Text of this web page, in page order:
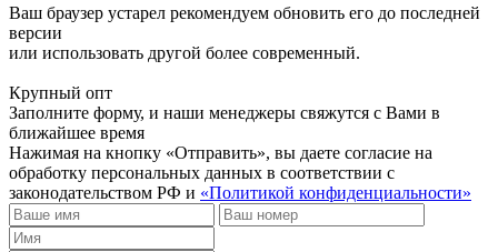
Ваш браузер устарел рекомендуем обновить его до последней
версии
или использовать другой более современный.
Крупный опт
Заполните форму, и наши менеджеры свяжутся с Вами в
ближайшее время
Нажимая на кнопку «Отправить», вы даете согласие на
обработку персональных данных в соответствии с
законодательством РФ и «Политикой конфиденциальности»